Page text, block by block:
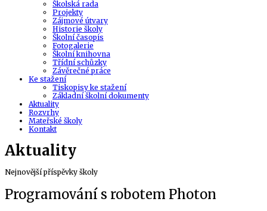
Školská rada
Projekty
Zájmové útvary
Historie školy
Školní časopis
Fotogalerie
Školní knihovna
Třídní schůzky
Závěrečné práce
Ke stažení
Tiskopisy ke stažení
Základní školní dokumenty
Aktuality
Rozvrhy
Mateřské školy
Kontakt
Aktuality
Nejnovější příspěvky školy
Programování s robotem Photon